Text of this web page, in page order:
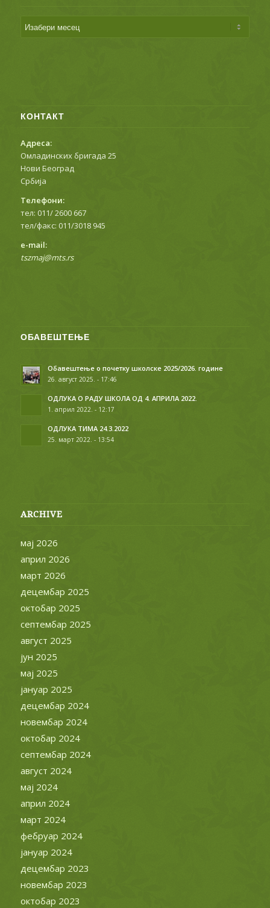
КОНТАКТ
Адреса:
Омладинских бригада 25
Нови Београд
Србија
Телефони:
тел: 011/ 2600 667
тел/факс: 011/3018 945
е-mail:
tszmaj@mts.rs
ОБАВЕШТЕЊЕ
Обавештење о почетку школске 2025/2026. године
26. август 2025. - 17:46
ОДЛУКА О РАДУ ШКОЛА ОД 4. АПРИЛА 2022.
1. април 2022. - 12:17
ОДЛУКА ТИМА 24.3.2022
25. март 2022. - 13:54
ARCHIVE
мај 2026
април 2026
март 2026
децембар 2025
октобар 2025
септембар 2025
август 2025
јун 2025
мај 2025
јануар 2025
децембар 2024
новембар 2024
октобар 2024
септембар 2024
август 2024
мај 2024
април 2024
март 2024
фебруар 2024
јануар 2024
децембар 2023
новембар 2023
октобар 2023